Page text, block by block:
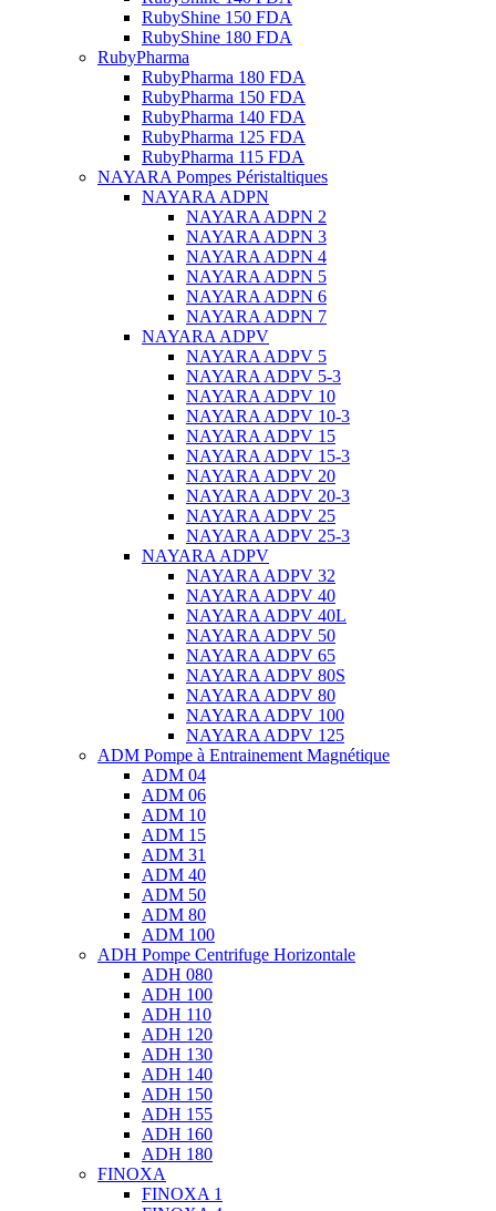
RubyShine 150 FDA
RubyShine 180 FDA
RubyPharma
RubyPharma 180 FDA
RubyPharma 150 FDA
RubyPharma 140 FDA
RubyPharma 125 FDA
RubyPharma 115 FDA
NAYARA Pompes Péristaltiques
NAYARA ADPN
NAYARA ADPN 2
NAYARA ADPN 3
NAYARA ADPN 4
NAYARA ADPN 5
NAYARA ADPN 6
NAYARA ADPN 7
NAYARA ADPV
NAYARA ADPV 5
NAYARA ADPV 5-3
NAYARA ADPV 10
NAYARA ADPV 10-3
NAYARA ADPV 15
NAYARA ADPV 15-3
NAYARA ADPV 20
NAYARA ADPV 20-3
NAYARA ADPV 25
NAYARA ADPV 25-3
NAYARA ADPV
NAYARA ADPV 32
NAYARA ADPV 40
NAYARA ADPV 40L
NAYARA ADPV 50
NAYARA ADPV 65
NAYARA ADPV 80S
NAYARA ADPV 80
NAYARA ADPV 100
NAYARA ADPV 125
ADM Pompe à Entrainement Magnétique
ADM 04
ADM 06
ADM 10
ADM 15
ADM 31
ADM 40
ADM 50
ADM 80
ADM 100
ADH Pompe Centrifuge Horizontale
ADH 080
ADH 100
ADH 110
ADH 120
ADH 130
ADH 140
ADH 150
ADH 155
ADH 160
ADH 180
FINOXA
FINOXA 1